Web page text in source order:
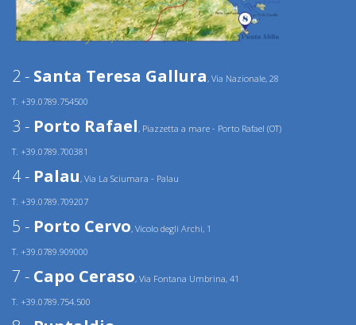
2 - Santa Teresa Gallura, Via Nazionale, 28
T. +39.0789.754500
3 - Porto Rafael, Piazzetta a mare - Porto Rafael (OT)
T. +39.0789.700381
4 - Palau, Via La Sciumara - Palau
T. +39.0789.709207
5 - Porto Cervo, Vicolo degli Archi, 1
T. +39.0789.909000
7 - Capo Ceraso, Via Fontana Umbrina, 41
T. +39.0789.754.500